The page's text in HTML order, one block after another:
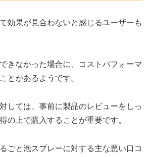
効果が見合わないと感じるユーザーも
きなかった場合に、コストパフォーマ
とがあるようです。
しては、事前に製品のレビューをしっ
の上で購入することが重要です。
ごと泡スプレーに対する主な悪い口コ